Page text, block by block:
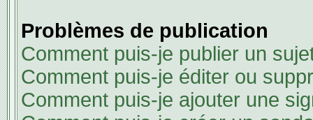
Problèmes de publication
Comment puis-je publier un
Comment puis-je éditer ou
Comment puis-je ajouter une